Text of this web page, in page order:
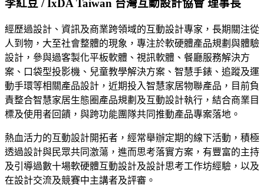
李紅豆 / IxDA Taiwan 台灣互動設計協會 理事長
經歷過設計、資訊及商業跨領域的互動設計專家，長期關注從
人到物，大至社會整體的現象，專注於軟硬體產品規劃與體驗
設計，參與過客製化平板軟體、視訊軟體、餐廳服務解決方
案、口袋型投影機、兒童教學解決方案、智慧手錶、追蹤及運
動手環等相關產品設計，近期投入智慧家居物聯產品，目前負
責整合智慧家居生態圈產品規劃及互動設計執行，結合商業目
標及使用者回饋，與跨功能團隊共同推動產品專案落地。
熱血活力的互動設計開拓者，經常舉辦定期的線下活動，積極
透過設計與民眾共同激蕩，進而思考落實方案，有豐富的主持
及引導過數十場軟硬體互動設計及設計思考工作坊經驗，以及
在設計交流及競賽中主講者及評審。